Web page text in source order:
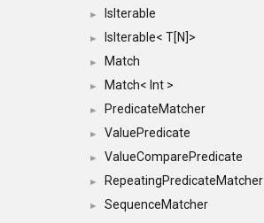
► IsIterable
► IsIterable< T[N]>
► Match
► Match< Int >
► PredicateMatcher
► ValuePredicate
► ValueComparePredicate
► RepeatingPredicateMatcher
►
SequenceMatcher